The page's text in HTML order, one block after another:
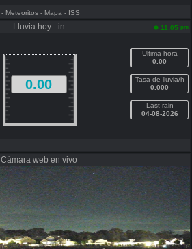
- Meteoritos - Mapa - ISS
Lluvia hoy - in 11:05 pm
0.00
Ultima hora
0.00
Tasa de lluvia/h
0.000
Last rain
04-08-2026
Cámara web en vivo